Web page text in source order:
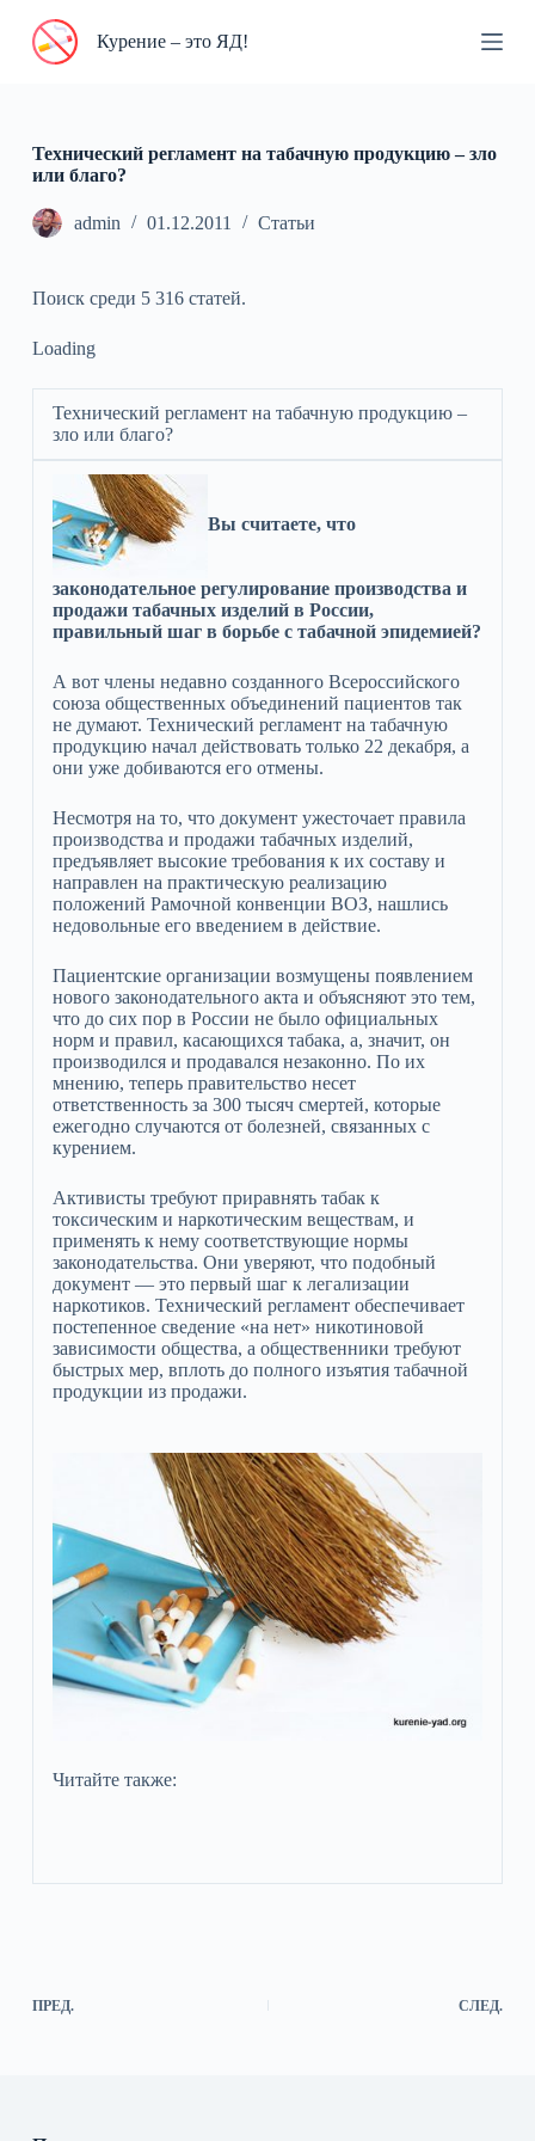
П
и
к
у
Курение – это ЯД!
Технический регламент на табачную продукцию – зло
или благо?
admin 01.12.2011 Статьи
Поиск среди 5 316 статей.
Loading
Технический регламент на табачную продукцию –
зло или благо?
Вы считаете, что
законодательное регулирование производства и
продажи табачных изделий в России,
правильный шаг в борьбе с табачной эпидемией?
А вот члены недавно созданного Всероссийского
союза общественных объединений пациентов так
не думают. Технический регламент на табачную
продукцию начал действовать только 22 декабря, а
они уже добиваются его отмены.
Несмотря на то, что документ ужесточает правила
производства и продажи табачных изделий,
предъявляет высокие требования к их составу и
направлен на практическую реализацию
положений Рамочной конвенции ВОЗ, нашлись
недовольные его введением в действие.
Пациентские организации возмущены появлением
нового законодательного акта и объясняют это тем,
что до сих пор в России не было официальных
норм и правил, касающихся табака, а, значит, он
производился и продавался незаконно. По их
мнению, теперь правительство несет
ответственность за 300 тысяч смертей, которые
ежегодно случаются от болезней, связанных с
курением.
Активисты требуют приравнять табак к
токсическим и наркотическим веществам, и
применять к нему соответствующие нормы
законодательства. Они уверяют, что подобный
документ — это первый шаг к легализации
наркотиков. Технический регламент обеспечивает
постепенное сведение «на нет» никотиновой
зависимости общества, а общественники требуют
быстрых мер, вплоть до полного изъятия табачной
продукции из продажи.
Читайте также:
ПРЕД. СЛЕД.